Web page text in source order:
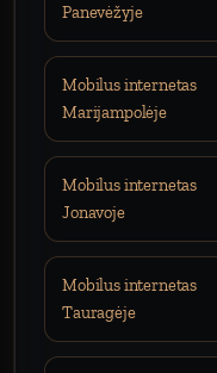
Panevėžyje
Mobilus internetas
Marijampolėje
Mobilus internetas
Jonavoje
Mobilus internetas
Tauragėje